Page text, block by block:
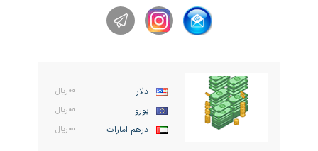
دلار ۰۰ریال
یورو ۰۰ریال
درهم امارات ۰۰ریال